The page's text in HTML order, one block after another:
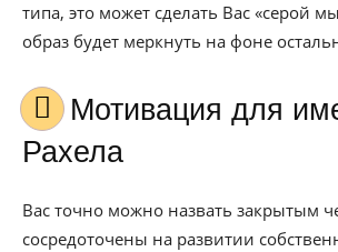
типа, это может сделать Вас «серой
образ будет меркнуть на фоне
Мотивация для имени
Рахела
Вас точно можно назвать закрытым
сосредоточены на развитии